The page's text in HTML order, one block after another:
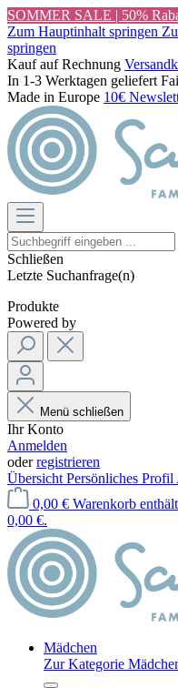
SOMMER SALE | 50%
Zum Hauptinhalt springen
springen
Kauf auf Rechnung
In 1-3 Werktagen geliefert
Made in Europe 10€
Schließen
Letzte Suchanfrage(n)
Produkte
Powered by
Menü schließen
Ihr Konto
Anmelden
oderregistrieren
Übersicht Persönliches Profil
0,00 € Warenkorb
0,00 €.
Mädchen
Zur Kategorie